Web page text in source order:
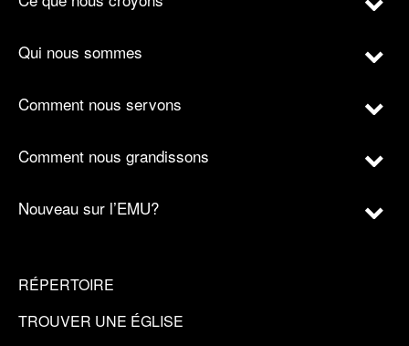
Qui nous sommes
Comment nous servons
Comment nous grandissons
Nouveau sur l’EMU?
RÉPERTOIRE
TROUVER UNE ÉGLISE